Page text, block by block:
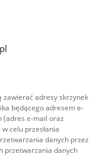
zawierać adresy skrzynek
będącego adresem e-
(adres e-mail oraz
celu przesłania
danych przez
przetwarzania danych